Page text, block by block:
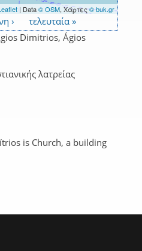
| Data© OSM, Χάρτες© buk.gr
›
τελευταία »
Dimitrios, Ágios
λατρείας
is Church, a building